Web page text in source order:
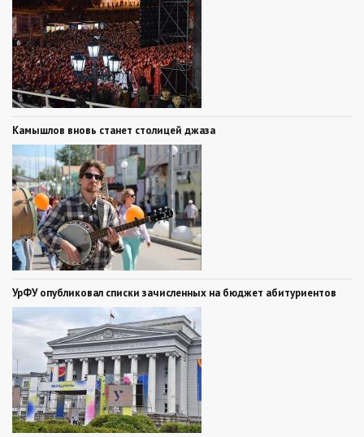
Камышлов вновь станет столицей джаза
УрФУ опубликовал списки зачисленных на бюджет абитуриентов